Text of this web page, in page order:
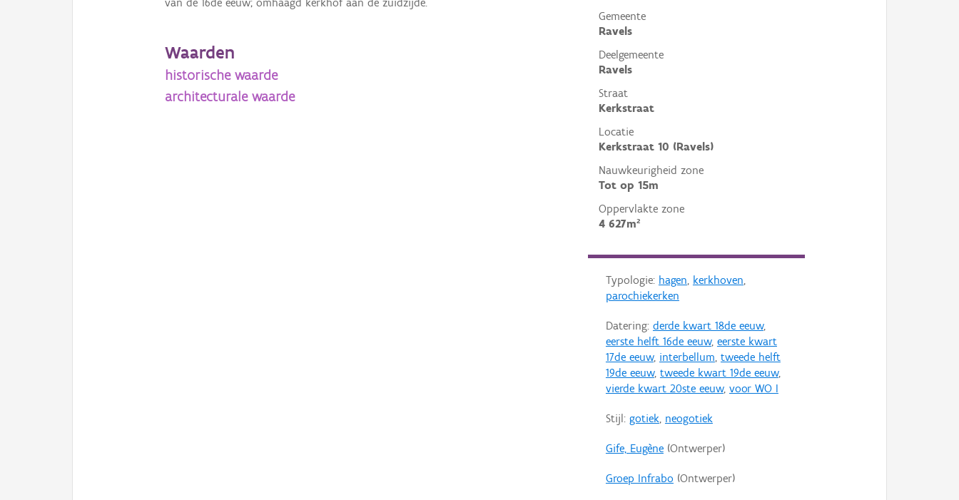
Gemeente
Ravels
Deelgemeente
Ravels
Straat
Kerkstraat
Locatie
Kerkstraat 10 (Ravels)
Nauwkeurigheid zone
Tot op 15m
Oppervlakte zone
4 627m²
Typologie: hagen, kerkhoven,
parochiekerken
Datering: derde kwart 18de eeuw,
eerste helft 16de eeuw, eerste kwart
17de eeuw, interbellum, tweede helft
19de eeuw, tweede kwart 19de eeuw,
vierde kwart 20ste eeuw, voor WO I
Stijl: gotiek, neogotiek
Gife, Eugène(Ontwerper)
Groep Infrabo (Ontwerper)
van de 16de eeuw; omhaagd kerkhof aan de zuidzijde.
Waarden
historische waarde
architecturale waarde